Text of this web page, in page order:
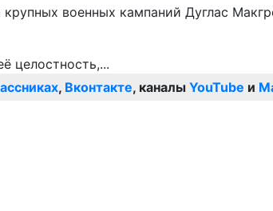
военных кампаний Дуглас
, Вконтакте, каналы YouTube и